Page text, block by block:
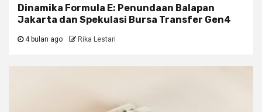
Dinamika Formula E: Penundaan Balapan
Jakarta dan Spekulasi Bursa Transfer Gen4
4 bulan ago Rika Lestari